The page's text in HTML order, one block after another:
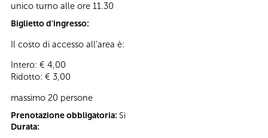
unico turno alle ore 11.30
Biglietto d'ingresso:
Il costo di accesso all’area è:
Intero: € 4,00
Ridotto: € 3,00
massimo 20 persone
Prenotazione obbligatoria: Sì
Durata: